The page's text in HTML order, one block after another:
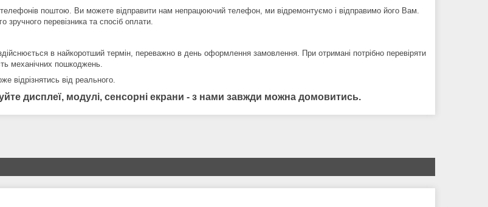
поштою. Ви можете відправити нам непрацюючий телефон, ми відремонтуємо і відправимо його Вам.
зручного перевізника та спосіб оплати.
в найкоротший термін, переважно в день оформлення замовлення. При отримані потрібно перевіряти
механічних пошкоджень.
відрізнятись від реального.
дисплеї, модулі, сенсорні екрани - з нами завжди можна домовитись.